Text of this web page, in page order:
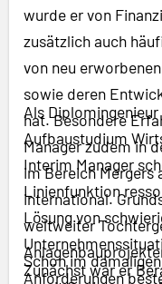
wurde er von
zusätzlich auch
von neu
sowie deren
hat. Besondere
Manager zudem in
im Bereich Mergers
international.
weltweiter
Anforderungen
Als
Aufbaustudium
Interim Manager
Linienfunktion
Lösung von
Zunächst war er
Schon im